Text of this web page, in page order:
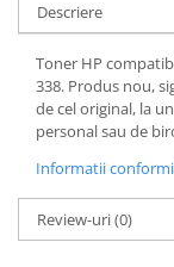
Descriere
Toner HP
338. Produs nou,
de cel original, la
personal sau de
Informatii
Review-uri(0)